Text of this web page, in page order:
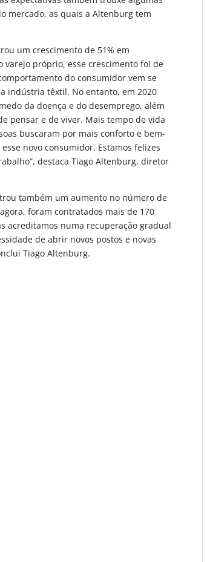
mercado, as quais a Altenburg tem
um crescimento de 51% em
varejo próprio, esse crescimento foi de
do consumidor vem se
indústria têxtil. No entanto, em 2020
da doença e do desemprego, além
pensar e de viver. Mais tempo de vida
buscaram por mais conforto e bem-
novo consumidor. Estamos felizes
destaca Tiago Altenburg, diretor
também um aumento no número de
foram contratados mais de 170
acreditamos numa recuperação gradual
de abrir novos postos e novas
Tiago Altenburg.